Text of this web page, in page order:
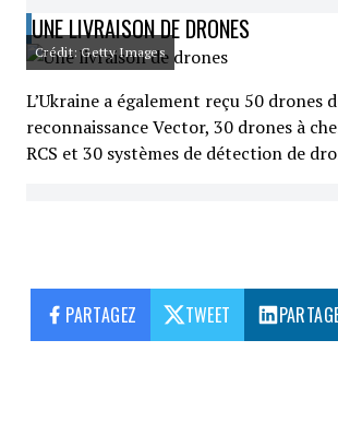
UNE LIVRAISON DE DRONES
Crédit: Getty Images
L’Ukraine a également reçu 50 drones
reconnaissance Vector, 30 drones à
RCS et 30 systèmes de détection de
PARTAGEZ TWEET